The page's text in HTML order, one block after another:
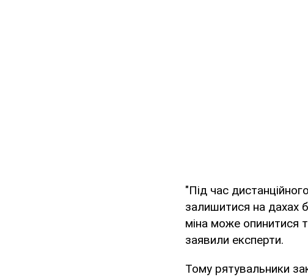
"Під час
залишитися на дахах
міна може опинитися
заявили експерти.
Тому рятувальники